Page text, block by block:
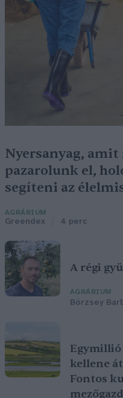
Nyersanyag,
pazarolunk el,
segíteni az
AGRÁRIUM
Greendex 4 perc
A régi
AGRÁRIUM
Börzsey
kellene
Fontos